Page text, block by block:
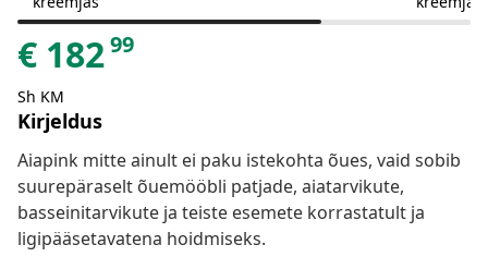
€ 18299
Sh KM
Kirjeldus
Aiapink mitte ainult ei paku istekohta õues, vaid sobib
suurepäraselt õuemööbli patjade, aiatarvikute,
basseinitarvikute ja teiste esemete korrastatult ja
ligipääsetavatena hoidmiseks.